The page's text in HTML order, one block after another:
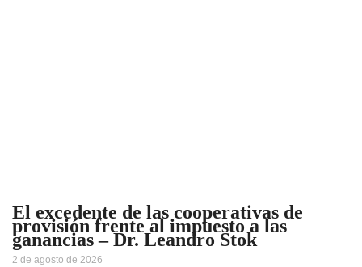
El excedente de las cooperativas de
provisión frente al impuesto a las
ganancias – Dr. Leandro Stok
2 de agosto de 2026